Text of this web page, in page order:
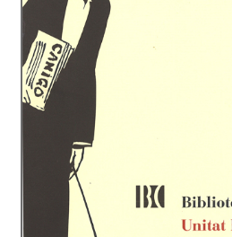
Novetats
Payment
Protecció de dades
Termes i condicions